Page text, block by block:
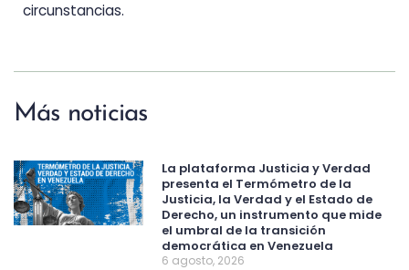
circunstancias.
Más noticias
La plataforma Justicia y Verdad
presenta el Termómetro de la
Justicia, la Verdad y el Estado de
Derecho, un instrumento que mide
el umbral de la transición
democrática en Venezuela
6 agosto, 2026